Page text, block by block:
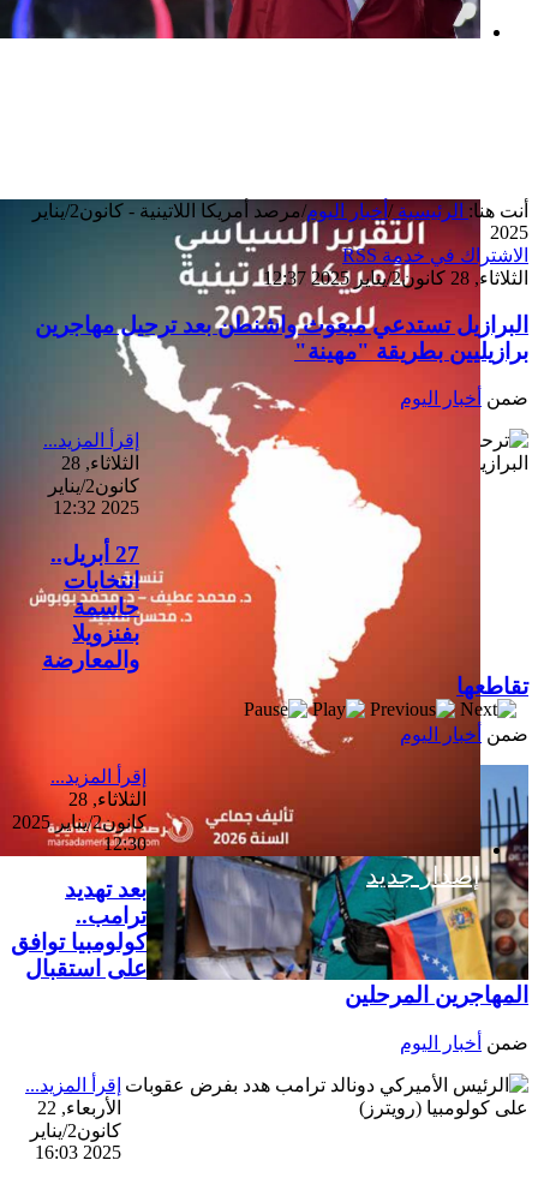
إصدار جديد
أنت هنا: الرئيسية/ أخبار اليوم/
مرصد أمريكا اللاتينية - كانون2/يناير
2025
الاشتراك في خدمة RSS
الثلاثاء, 28 كانون2/يناير 2025 12:37
البرازيل تستدعي مبعوث واشنطن بعد ترحيل مهاجرين
برازيليين بطريقة "مهينة"
ضمن أخبار اليوم
إقرأ المزيد...
الثلاثاء, 28
كانون2/يناير
2025 12:32
27 أبريل..
انتخابات
حاسمة
بفنزويلا
والمعارضة
تقاطعها
ضمن أخبار اليوم
إقرأ المزيد...
الثلاثاء, 28
كانون2/يناير 2025
12:30
بعد تهديد
ترامب..
كولومبيا توافق
على استقبال
المهاجرين المرحلين
ضمن أخبار اليوم
إقرأ المزيد...
الأربعاء, 22
كانون2/يناير
2025 16:03